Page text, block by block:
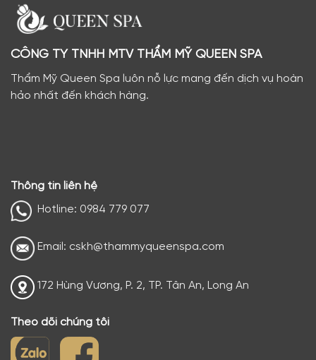
CÔNG TY TNHH MTV THẨM MỸ QUEEN SPA
Thẩm Mỹ Queen Spa luôn nỗ lực mang đến dịch vụ hoàn
hảo nhất đến khách hàng.
Thông tin liên hệ
Hotline: 0984 779 077
Email: cskh@thammyqueenspa.com
172 Hùng Vương, P. 2, TP. Tân An, Long An
Theo dõi chúng tôi